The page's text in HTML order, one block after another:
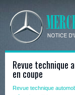
Revue technique
en coupe
Revue technique